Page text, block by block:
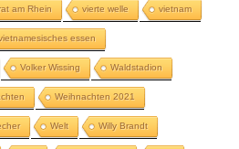
am Rhein vierte welle vietnam
essen
Volker Wissing Waldstadion
Weihnachten 2021
Welt Willy Brandt